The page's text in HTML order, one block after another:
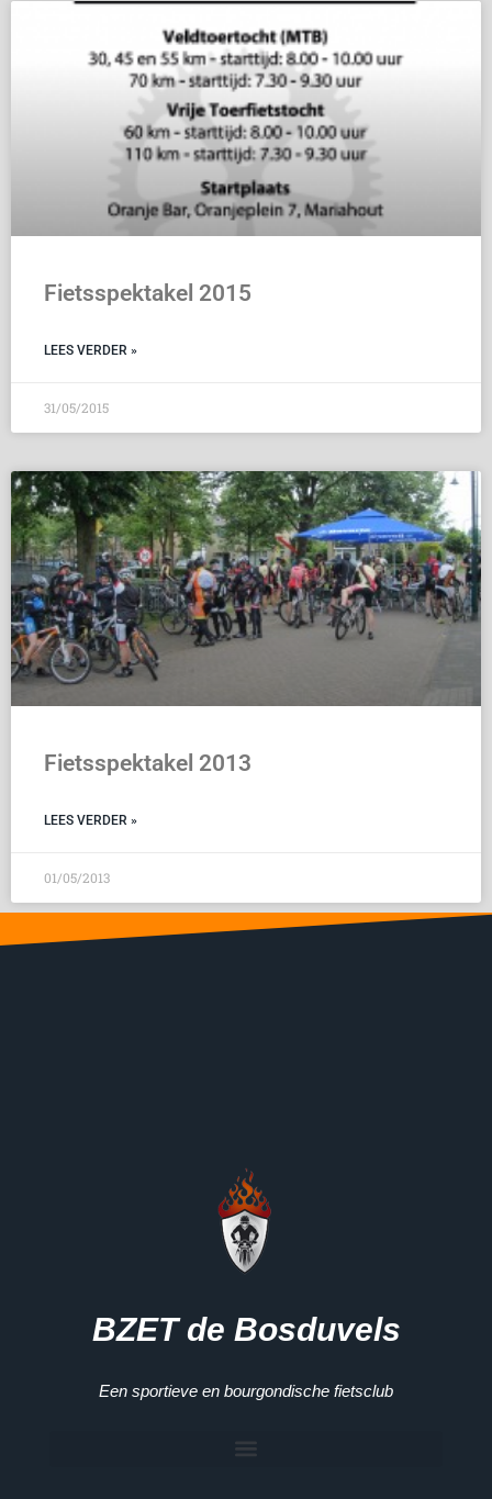
Fietsspektakel 2015
LEES VERDER »
31/05/2015
Fietsspektakel 2013
LEES VERDER »
01/05/2013
BZET de Bosduvels
Een sportieve en bourgondische fietsclub